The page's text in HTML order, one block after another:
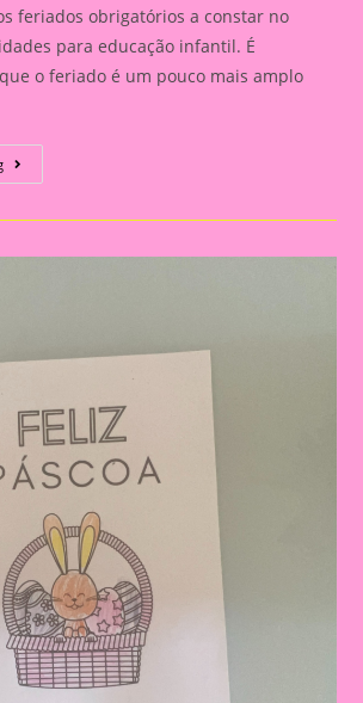
feriados obrigatórios a constar no
para educação infantil. É
o feriado é um pouco mais amplo
Atividade
Páscoa